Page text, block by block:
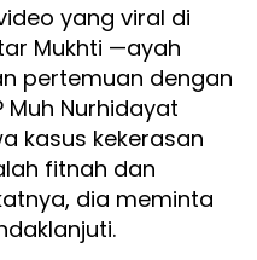
yang viral di
Mukhti —ayah
pertemuan dengan
Muh Nurhidayat
kasus kekerasan
fitnah dan
dia meminta